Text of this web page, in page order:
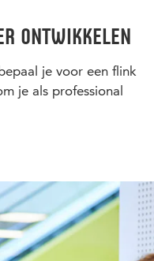
ontwikkelen
je voor een flink
je als professional